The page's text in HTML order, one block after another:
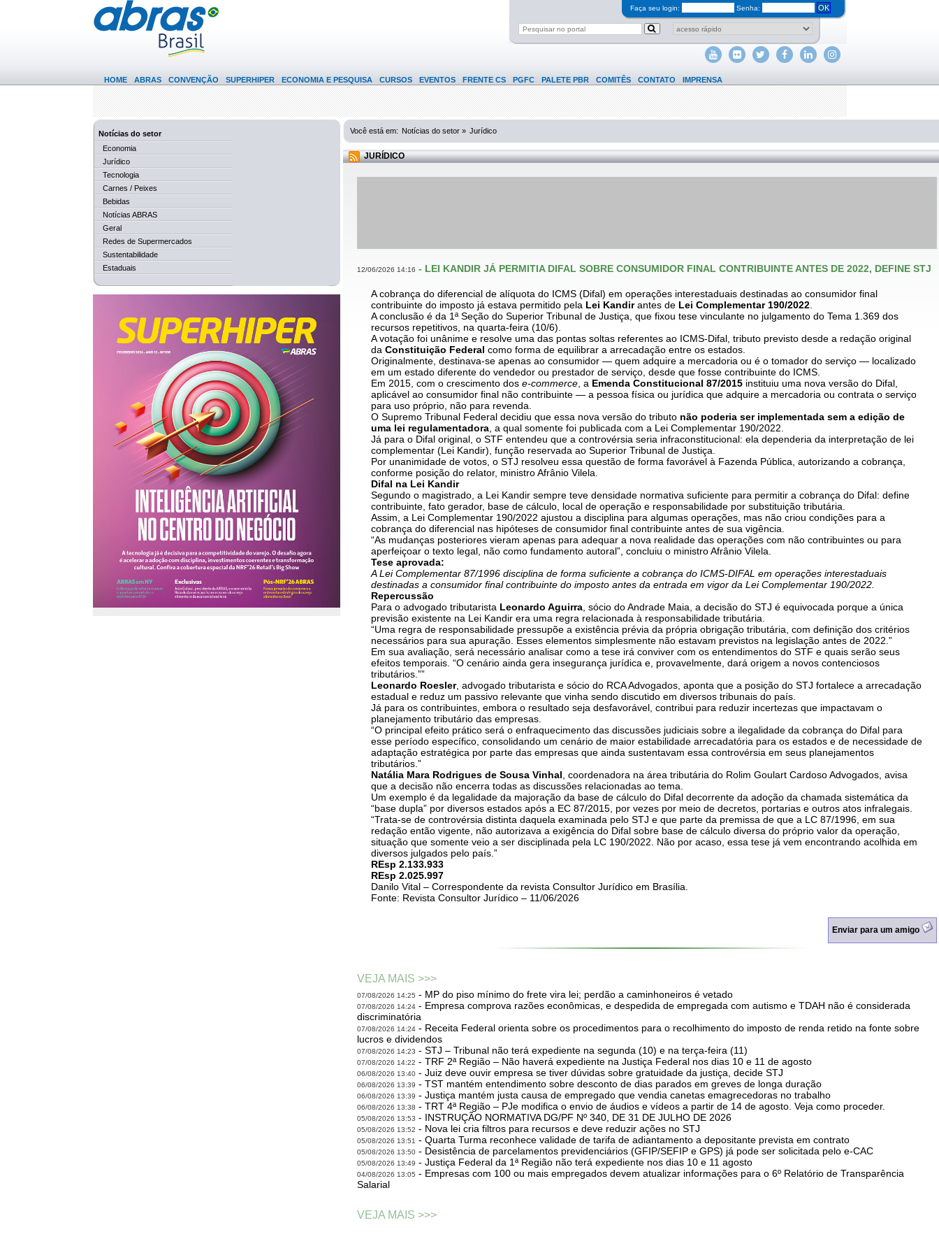
Faça seu login: Senha: OK
HOME ABRAS CONVENÇÃO SUPERHIPER ECONOMIA E PESQUISA CURSOS EVENTOS FRENTE CS PGFC PALETE PBR COMITÊS CONTATO IMPRENSA
Notícias do setor
Economia
Jurídico
Tecnologia
Carnes / Peixes
Bebidas
Notícias ABRAS
Geral
Redes de Supermercados
Sustentabilidade
Estaduais
Você está em: Notícias do setor » Jurídico
JURÍDICO
12/06/2026 14:16 - LEI KANDIR JÁ PERMITIA DIFAL SOBRE CONSUMIDOR FINAL CONTRIBUINTE ANTES DE 2022, DEFINE STJ
A cobrança do diferencial de alíquota do ICMS (Difal) em operações interestaduais destinadas ao consumidor final
contribuinte do imposto já estava permitido pela Lei Kandirantes de Lei Complementar 190/2022.
A conclusão é da 1ª Seção do Superior Tribunal de Justiça, que fixou tese vinculante no julgamento do Tema 1.369 dos
recursos repetitivos, na quarta-feira (10/6).
A votação foi unânime e resolve uma das pontas soltas referentes ao ICMS-Difal, tributo previsto desde a redação original
da Constituição Federal como forma de equilibrar a arrecadação entre os estados.
Originalmente, destinava-se apenas ao consumidor — quem adquire a mercadoria ou é o tomador do serviço — localizado
em um estado diferente do vendedor ou prestador de serviço, desde que fosse contribuinte do ICMS.
Em 2015, com o crescimento dos e-commerce, a Emenda Constitucional 87/2015instituiu uma nova versão do Difal,
aplicável ao consumidor final não contribuinte — a pessoa física ou jurídica que adquire a mercadoria ou contrata o serviço
para uso próprio, não para revenda.
O Supremo Tribunal Federal decidiu que essa nova versão do tributo não poderia ser implementada sem a edição de
uma lei regulamentadora, a qual somente foi publicada com a Lei Complementar 190/2022.
Já para o Difal original, o STF entendeu que a controvérsia seria infraconstitucional: ela dependeria da interpretação de lei
complementar (Lei Kandir), função reservada ao Superior Tribunal de Justiça.
Por unanimidade de votos, o STJ resolveu essa questão de forma favorável à Fazenda Pública, autorizando a cobrança,
conforme posição do relator, ministro Afrânio Vilela.
Difal na Lei Kandir
Segundo o magistrado, a Lei Kandir sempre teve densidade normativa suficiente para permitir a cobrança do Difal: define
contribuinte, fato gerador, base de cálculo, local de operação e responsabilidade por substituição tributária.
Assim, a Lei Complementar 190/2022 ajustou a disciplina para algumas operações, mas não criou condições para a
cobrança do diferencial nas hipóteses de consumidor final contribuinte antes de sua vigência.
“As mudanças posteriores vieram apenas para adequar a nova realidade das operações com não contribuintes ou para
aperfeiçoar o texto legal, não como fundamento autoral”, concluiu o ministro Afrânio Vilela.
Tese aprovada:
A Lei Complementar 87/1996 disciplina de forma suficiente a cobrança do ICMS-DIFAL em operações interestaduais
destinadas a consumidor final contribuinte do imposto antes da entrada em vigor da Lei Complementar 190/2022.
Repercussão
Para o advogado tributarista Leonardo Aguirra, sócio do Andrade Maia, a decisão do STJ é equivocada porque a única
previsão existente na Lei Kandir era uma regra relacionada à responsabilidade tributária.
“Uma regra de responsabilidade pressupõe a existência prévia da própria obrigação tributária, com definição dos critérios
necessários para sua apuração. Esses elementos simplesmente não estavam previstos na legislação antes de 2022.”
Em sua avaliação, será necessário analisar como a tese irá conviver com os entendimentos do STF e quais serão seus
efeitos temporais. “O cenário ainda gera insegurança jurídica e, provavelmente, dará origem a novos contenciosos
tributários.””
Leonardo Roesler, advogado tributarista e sócio do RCA Advogados, aponta que a posição do STJ fortalece a arrecadação
estadual e reduz um passivo relevante que vinha sendo discutido em diversos tribunais do país.
Já para os contribuintes, embora o resultado seja desfavorável, contribui para reduzir incertezas que impactavam o
planejamento tributário das empresas.
“O principal efeito prático será o enfraquecimento das discussões judiciais sobre a ilegalidade da cobrança do Difal para
esse período específico, consolidando um cenário de maior estabilidade arrecadatória para os estados e de necessidade de
adaptação estratégica por parte das empresas que ainda sustentavam essa controvérsia em seus planejamentos
tributários.”
Natália Mara Rodrigues de Sousa Vinhal , coordenadora na área tributária do Rolim Goulart Cardoso Advogados, avisa
que a decisão não encerra todas as discussões relacionadas ao tema.
Um exemplo é da legalidade da majoração da base de cálculo do Difal decorrente da adoção da chamada sistemática da
“base dupla” por diversos estados após a EC 87/2015, por vezes por meio de decretos, portarias e outros atos infralegais.
“Trata-se de controvérsia distinta daquela examinada pelo STJ e que parte da premissa de que a LC 87/1996, em sua
redação então vigente, não autorizava a exigência do Difal sobre base de cálculo diversa do próprio valor da operação,
situação que somente veio a ser disciplinada pela LC 190/2022. Não por acaso, essa tese já vem encontrando acolhida em
diversos julgados pelo país.”
REsp 2.133.933
REsp 2.025.997
Danilo Vital – Correspondente da revista Consultor Jurídico em Brasília.
Fonte: Revista Consultor Jurídico – 11/06/2026
Enviar para um amigo
VEJA MAIS >>>
07/08/2026 14:25 - MP do piso mínimo do frete vira lei; perdão a caminhoneiros é vetado
07/08/2026 14:24- Empresa comprova razões econômicas, e despedida de empregada com autismo e TDAH não é considerada
discriminatória
07/08/2026 14:24- Receita Federal orienta sobre os procedimentos para o recolhimento do imposto de renda retido na fonte sobre
lucros e dividendos
07/08/2026 14:23 - STJ – Tribunal não terá expediente na segunda (10) e na terça-feira (11)
07/08/2026 14:22 - TRF 2ª Região – Não haverá expediente na Justiça Federal nos dias 10 e 11 de agosto
06/08/2026 13:40- Juiz deve ouvir empresa se tiver dúvidas sobre gratuidade da justiça, decide STJ
06/08/2026 13:39 - TST mantém entendimento sobre desconto de dias parados em greves de longa duração
06/08/2026 13:39 - Justiça mantém justa causa de empregado que vendia canetas emagrecedoras no trabalho
06/08/2026 13:38 - TRT 4ª Região – PJe modifica o envio de áudios e vídeos a partir de 14 de agosto. Veja como proceder.
05/08/2026 13:53 - INSTRUÇÃO NORMATIVA DG/PF Nº 340, DE 31 DE JULHO DE 2026
05/08/2026 13:52 - Nova lei cria filtros para recursos e deve reduzir ações no STJ
05/08/2026 13:51 - Quarta Turma reconhece validade de tarifa de adiantamento a depositante prevista em contrato
05/08/2026 13:50- Desistência de parcelamentos previdenciários (GFIP/SEFIP e GPS) já pode ser solicitada pelo e-CAC
05/08/2026 13:49 - Justiça Federal da 1ª Região não terá expediente nos dias 10 e 11 agosto
04/08/2026 13:05 - Empresas com 100 ou mais empregados devem atualizar informações para o 6º Relatório de Transparência
Salarial
VEJA MAIS >>>